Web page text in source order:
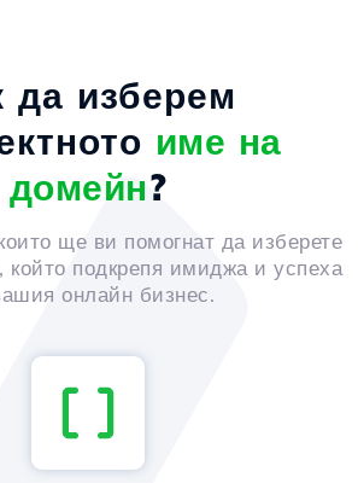
да изберем
име на
домейн?
ще ви помогнат да изберете
подкрепя имиджа и успеха
онлайн бизнес.